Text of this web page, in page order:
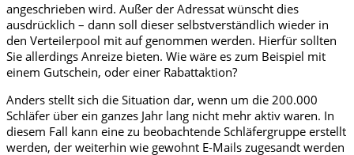
angeschrieben wird. Außer der Adressat wünscht dies
ausdrücklich – dann soll dieser selbstverständlich wieder in
den Verteilerpool mit auf genommen werden. Hierfür sollten
Sie allerdings Anreize bieten. Wie wäre es zum Beispiel mit
einem Gutschein, oder einer Rabattaktion?
Anders stellt sich die Situation dar, wenn um die 200.000
Schläfer über ein ganzes Jahr lang nicht mehr aktiv waren. In
diesem Fall kann eine zu beobachtende Schläfergruppe erstellt
werden, der weiterhin wie gewohnt E-Mails zugesandt werden